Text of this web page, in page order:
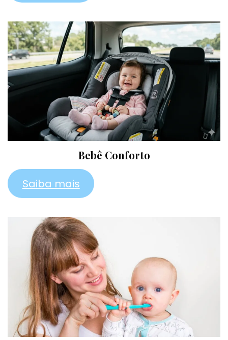
Bebê Conforto
Saiba mais